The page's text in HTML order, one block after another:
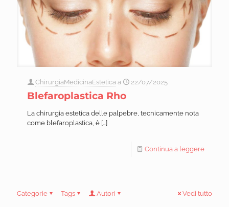
ChirurgiaMedicinaEstetica a 22/07/2025
Blefaroplastica Rho
La chirurgia estetica delle palpebre, tecnicamente nota
come blefaroplastica, è […]
Continua a leggere
Categorie Tags Autori Vedi tutto